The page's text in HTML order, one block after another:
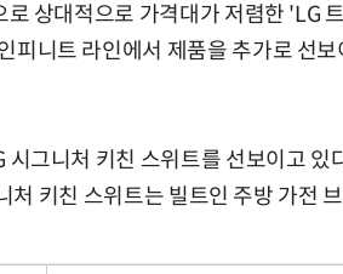
상대적으로 가격대가 저렴한 'LG
피니트 라인에서 제품을 추가로 선
시그니처 키친 스위트를 선보이고 있
처 키친 스위트는 빌트인 주방 가전